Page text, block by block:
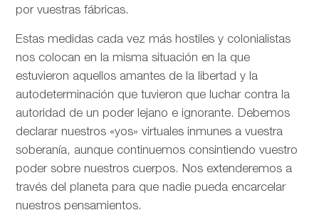
por vuestras fábricas.
Estas medidas cada vez más hostiles y colonialistas
nos colocan en la misma situación en la que
estuvieron aquellos amantes de la libertad y la
autodeterminación que tuvieron que luchar contra la
autoridad de un poder lejano e ignorante. Debemos
declarar nuestros «yos» virtuales inmunes a vuestra
soberanía, aunque continuemos consintiendo vuestro
poder sobre nuestros cuerpos. Nos extenderemos a
través del planeta para que nadie pueda encarcelar
nuestros pensamientos.